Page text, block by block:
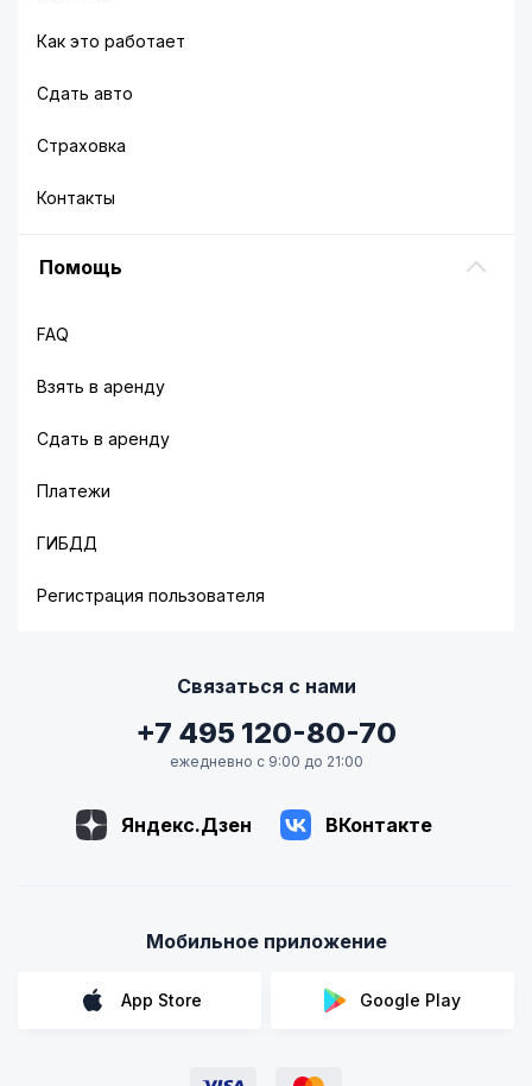
Как это работает
Сдать авто
Страховка
Контакты
Помощь
FAQ
Взять в аренду
Сдать в аренду
Платежи
ГИБДД
Регистрация пользователя
Связаться с нами
+7 495 120-80-70
ежедневно с 9:00 до 21:00
Яндекс.Дзен ВКонтакте
Мобильное приложение
App Store Google Play